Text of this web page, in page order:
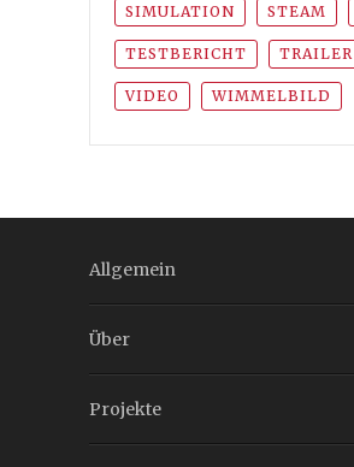
SIMULATION STEAM
TESTBERICHT TRAILER
VIDEO WIMMELBILD
Allgemein
Über
Projekte